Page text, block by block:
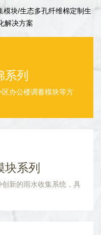
模块/生态多孔纤维棉定制生
解决方案
列
办公楼调蓄模块等方
系列
新的雨水收集系统，具